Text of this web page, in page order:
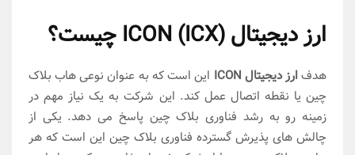
ارز دیجیتال ICON (ICX) چیست؟
هدف ارز دیجیتال ICON
این است که به عنوان نوعی هاب بلاک
چین یا نقطه اتصال عمل کند. این شرکت به یک نیاز مهم در
زمینه رو به رشد فناوری بلاک چین پاسخ می دهد. یکی از
چالش های پذیرش گسترده فناوری بلاک چین این است که هر